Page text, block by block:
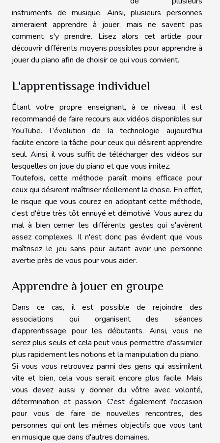
instruments de musique. Ainsi, plusieurs personnes
aimeraient apprendre à jouer, mais ne savent pas
comment s'y prendre. Lisez alors cet article pour
découvrir différents moyens possibles pour apprendre à
jouer du piano afin de choisir ce qui vous convient.
L'apprentissage individuel
Étant votre propre enseignant, à ce niveau, il est
recommandé de faire recours aux vidéos disponibles sur
YouTube. L’évolution de la technologie aujourd'hui
facilite encore la tâche pour ceux qui désirent apprendre
seul. Ainsi, il vous suffit de télécharger des vidéos sur
lesquelles on joue du piano et que vous imitez.
Toutefois, cette méthode paraît moins efficace pour
ceux qui désirent maîtriser réellement la chose. En effet,
le risque que vous courez en adoptant cette méthode,
c'est d'être très tôt ennuyé et démotivé. Vous aurez du
mal à bien cerner les différents gestes qui s'avèrent
assez complexes. Il n'est donc pas évident que vous
maîtrisez le jeu sans pour autant avoir une personne
avertie près de vous pour vous aider.
Apprendre à jouer en groupe
Dans ce cas, il est possible de rejoindre des
associations qui organisent des séances
d'apprentissage pour les débutants. Ainsi, vous ne
serez plus seuls et cela peut vous permettre d'assimiler
plus rapidement les notions et la manipulation du piano.
Si vous vous retrouvez parmi des gens qui assimilent
vite et bien, cela vous serait encore plus facile. Mais
vous devez aussi y donner du vôtre avec volonté,
détermination et passion. C'est également l'occasion
pour vous de faire de nouvelles rencontres, des
personnes qui ont les mêmes objectifs que vous tant
en musique que dans d'autres domaines.